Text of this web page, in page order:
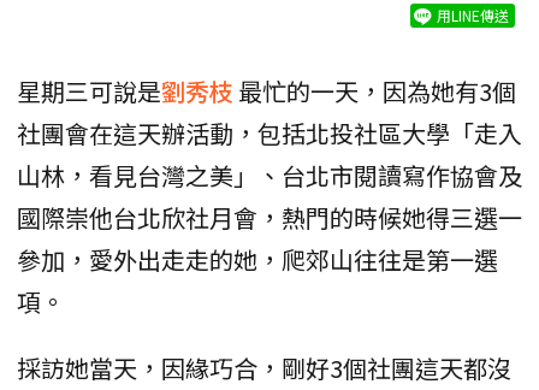
用LINE傳送
星期三可說是劉秀枝 最忙的一天，因為她有3個
社團會在這天辦活動，包括北投社區大學「走入
山林，看見台灣之美」、台北市閱讀寫作協會及
國際崇他台北欣社月會，熱門的時候她得三選一
參加，愛外出走走的她，爬郊山往往是第一選
項。
採訪她當天，因緣巧合，剛好3個社團這天都沒